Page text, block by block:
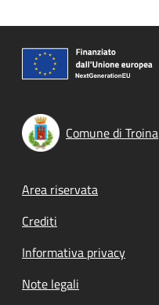
Comune di Troina
Footer menu
Area riservata
Crediti
Informativa privacy
Note legali